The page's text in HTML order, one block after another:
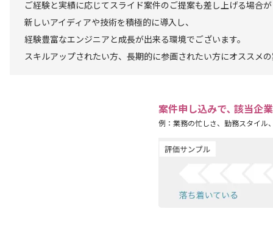
ご経験と実績に応じてスライド案件のご提案も差し上げる場合
新しいアイディアや技術を積極的に導入し、
経験豊富なエンジニアと成長が出来る環境でございます。
スキルアップされたい方、長期的に参画されたい方にオススメ
案件申し込みで､ 該当企
例：業務の忙しさ、勤務スタイル